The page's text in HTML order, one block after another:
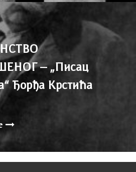
– „Писац
Ђорђа Крстића